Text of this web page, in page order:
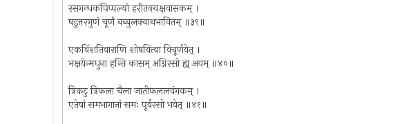
रसगन्धकपिप्पल्यो हरीतक्यक्षवासकम् ।
षडुत्तरगुणं चूर्णं बब्बुलक्वाथभावितम् ॥३९॥
एकविंशतिवाराणि शोषयित्वा विचूर्णयेत् ।
भक्षयेन्मधुना हन्ति कासम् अग्निरसो ह्य् अयम् ॥४०॥
त्रिकटु त्रिफला चैला जातीफललवंगकम् ।
एतेषां समभागानां समः पूर्वरसो भवेत् ॥४१॥